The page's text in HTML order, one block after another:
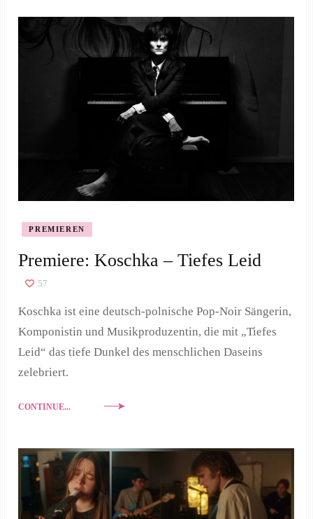
PREMIEREN
Premiere: Koschka – Tiefes Leid
57
Koschka ist eine deutsch-polnische Pop-Noir Sängerin,
Komponistin und Musikproduzentin, die mit „Tiefes
Leid“ das tiefe Dunkel des menschlichen Daseins
zelebriert.
CONTINUE...